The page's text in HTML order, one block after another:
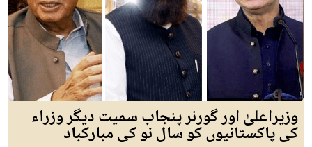
وزیراعلیٰ اور گورنر پنجاب سمیت دیگر وزراء
کی پاکستانیوں کو سال نو کی مبارکباد